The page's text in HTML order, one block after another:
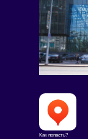
Как попасть?